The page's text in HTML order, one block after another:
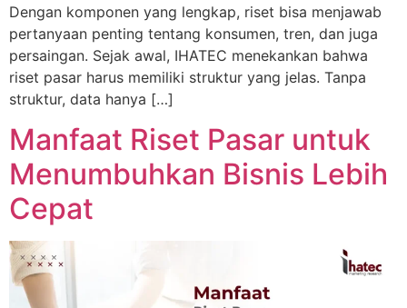
Dengan komponen yang lengkap, riset bisa menjawab
pertanyaan penting tentang konsumen, tren, dan juga
persaingan. Sejak awal, IHATEC menekankan bahwa
riset pasar harus memiliki struktur yang jelas. Tanpa
struktur, data hanya […]
Manfaat Riset Pasar untuk
Menumbuhkan Bisnis Lebih
Cepat